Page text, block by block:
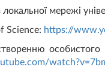
мережі
Science: https://